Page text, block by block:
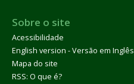
Sobre o site
Acessibilidade
English version - Versão em Inglês
Mapa do site
RSS: O que é?